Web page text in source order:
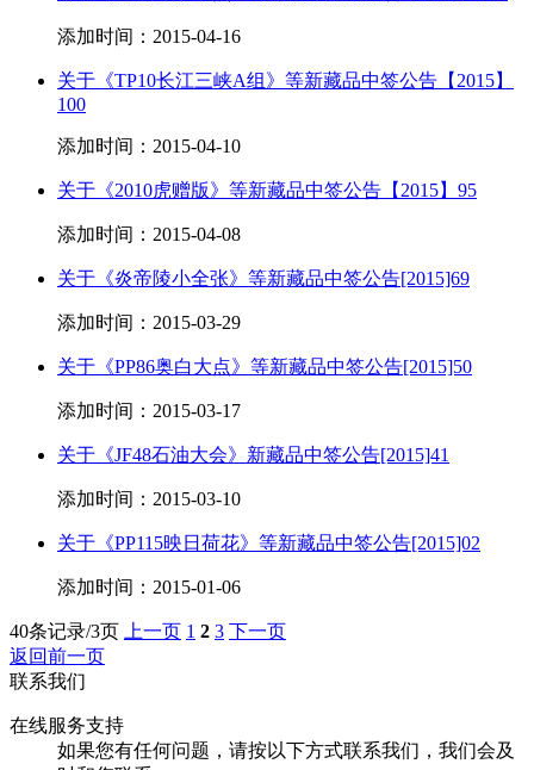
添加时间：2015-04-16
关于《TP10长江三峡A组》等新藏品中签公告【2015】
100
添加时间：2015-04-10
关于《2010虎赠版》等新藏品中签公告【2015】95
添加时间：2015-04-08
关于《炎帝陵小全张》等新藏品中签公告[2015]69
添加时间：2015-03-29
关于《PP86奥白大点》等新藏品中签公告[2015]50
添加时间：2015-03-17
关于《JF48石油大会》新藏品中签公告[2015]41
添加时间：2015-03-10
关于《PP115映日荷花》等新藏品中签公告[2015]02
添加时间：2015-01-06
40条记录/3页 上一页 1 2 3 下一页
返回前一页
联系我们
在线服务支持
如果您有任何问题，请按以下方式联系我们，我们会及